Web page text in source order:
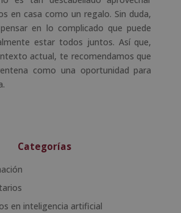
en casa como un regalo. Sin duda,
en lo complicado que puede
estar todos juntos. Así que,
actual, te recomendamos que
como una oportunidad para
Categorías
en inteligencia artificial